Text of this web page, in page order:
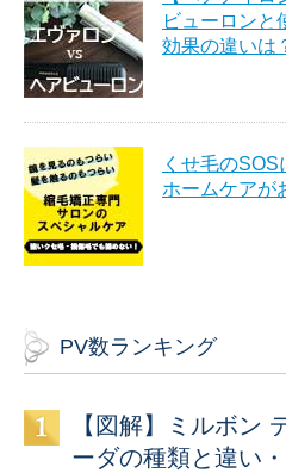
ビューロンと
効果の違いは
くせ毛の
ホームケアが
PV数ランキング
【図解】ミルボン
ーダの種類と違い